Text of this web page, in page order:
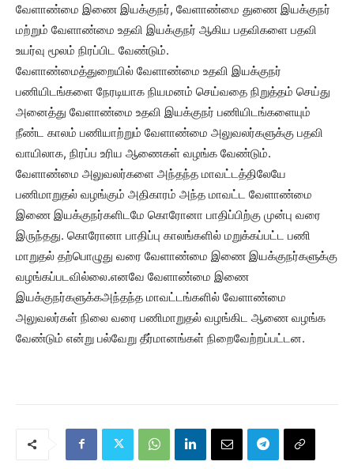
வேளாண்மை இணை இயக்குநர், வேளாண்மை துணை இயக்குநர்
மற்றும் வேளாண்மை உதவி இயக்குநர் ஆகிய பதவிகளை பதவி
உயர்வு மூலம் நிரப்பிட வேண்டும்.
வேளாண்மைத்துறையில் வேளாண்மை உதவி இயக்குநர்
பணியிடங்களை நேரடியாக நியமனம் செய்வதை நிறுத்தம் செய்து
அனைத்து வேளாண்மை உதவி இயக்குநர் பணியிடங்களையும்
நீண்ட காலம் பணியாற்றும் வேளாண்மை அலுவலர்களுக்கு பதவி
வாயிலாக, நிரப்ப உரிய ஆணைகள் வழங்க வேண்டும்.
வேளாண்மை அலுவலர்களை அந்தந்த மாவட்டத்திலேயே
பணிமாறுதல் வழங்கும் அதிகாரம் அந்த மாவட்ட வேளாண்மை
இணை இயக்குநர்களிடமே கொரோனா பாதிப்பிற்கு முன்பு வரை
இருந்தது. கொரோனா பாதிப்பு காலங்களில் மறுக்கப்பட்ட பணி
மாறுதல் தற்பொழுது வரை வேளாண்மை இணை இயக்குநர்களுக்கு
வழங்கப்படவில்லை.எனவே வேளாண்மை இணை
இயக்குநர்களுக்கஅந்தந்த மாவட்டங்களில் வேளாண்மை
அலுவலர்கள் நிலை வரை பணிமாறுதல் வழங்கிட ஆணை வழங்க
வேண்டும் என்று பல்வேறு தீர்மானங்கள் நிறைவேற்றப்பட்டன.